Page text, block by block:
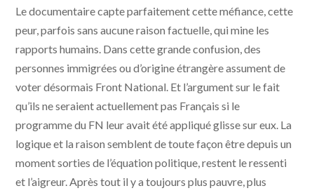
Le documentaire capte parfaitement cette méfiance, cette
peur, parfois sans aucune raison factuelle, qui mine les
rapports humains. Dans cette grande confusion, des
personnes immigrées ou d’origine étrangère assument de
voter désormais Front National. Et l’argument sur le fait
qu’ils ne seraient actuellement pas Français si le
programme du FN leur avait été appliqué glisse sur eux. La
logique et la raison semblent de toute façon être depuis un
moment sorties de l’équation politique, restent le ressenti
et l’aigreur. Après tout il y a toujours plus pauvre, plus